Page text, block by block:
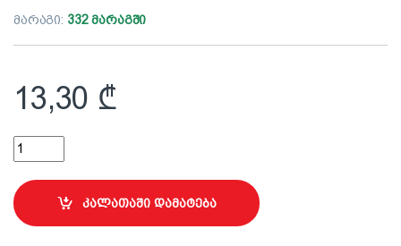
მარაგი: 332 მარაგში
13,30 ₾
საკანცელარიო დანა 25მმ (0510-272500) quantity
კალათაში დამატება